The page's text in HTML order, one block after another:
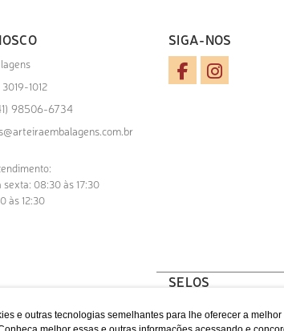
e outras tecnologias semelhantes para lhe oferecer a
1012
98506-6734
sexta: 08:30 às 17:30
às 12:30
SIGA-NOS
SELOS